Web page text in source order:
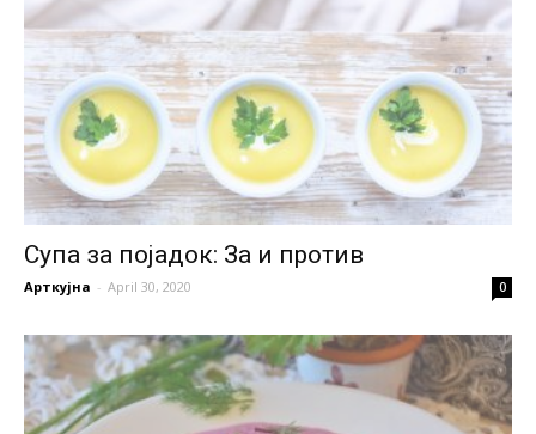
Супа за појадок: За и против
Арткујна - April 30, 2020 0